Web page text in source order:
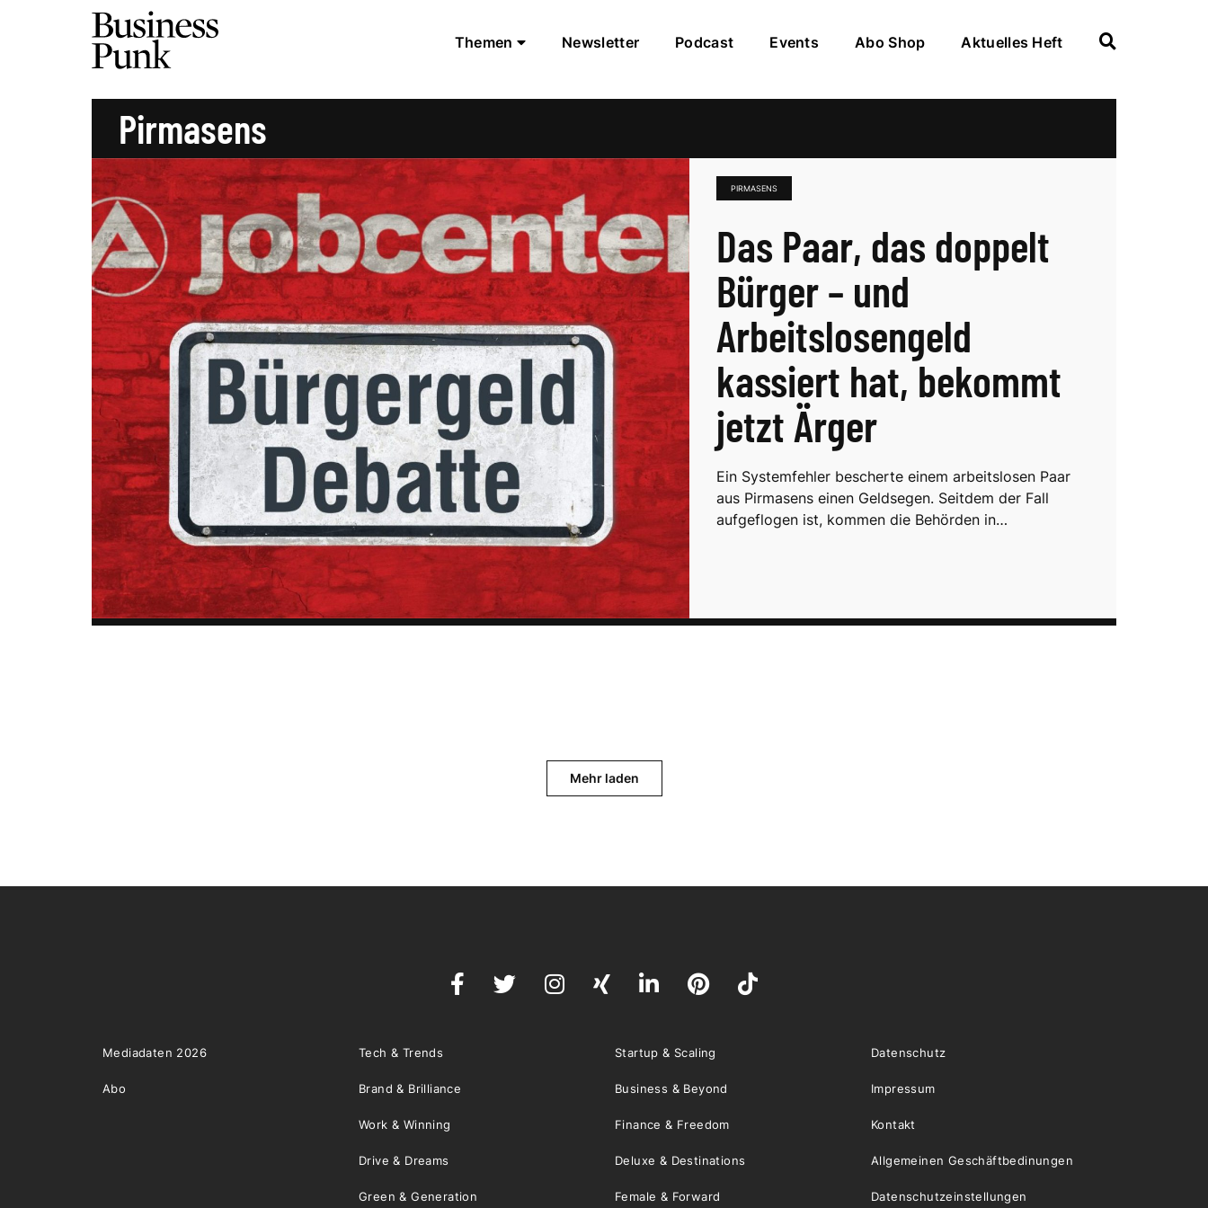
Themen Newsletter Podcast Events Abo Shop Aktuelles Heft
Pirmasens
PIRMASENS
Das Paar, das doppelt
Bürger – und
Arbeitslosengeld
kassiert hat, bekommt
jetzt Ärger
Ein Systemfehler bescherte einem arbeitslosen Paar
aus Pirmasens einen Geldsegen. Seitdem der Fall
aufgeflogen ist, kommen die Behörden in…
Mehr laden
Mediadaten 2026
Abo
Tech & Trends Startup & Scaling
Brand & Brilliance Business & Beyond
Work & Winning Finance & Freedom
Drive & Dreams Deluxe & Destinations
Green & Generation Female & Forward
Datenschutz
Impressum
Kontakt
Allgemeinen Geschäftbedinungen
Datenschutzeinstellungen